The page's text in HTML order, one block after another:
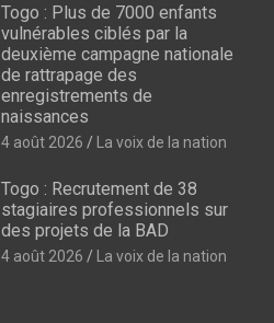
Togo : Plus de 7000 enfants
vulnérables ciblés par la
deuxième campagne nationale
de rattrapage des
enregistrements de
naissances
4 août 2026 La voix de la nation
Togo : Recrutement de 38
stagiaires professionnels sur
des projets de la BAD
4 août 2026 La voix de la nation